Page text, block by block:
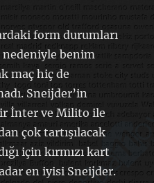
form durumları
benim
maç hiç de
Sneijder’in
İnter ve Milito ile
çok tartışılacak
için kırmızı kart
en iyisi Sneijder.